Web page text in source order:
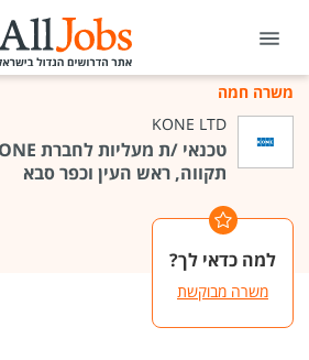
משרה חמה
KONE LTD
תקווה, ראש העין וכפר סבא
למה כדאי לך?
משרה מבוקשת